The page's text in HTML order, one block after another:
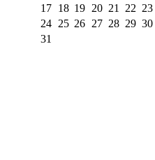
17
18 19 20 21 22 23
24 25 26 27 28 29 30
31